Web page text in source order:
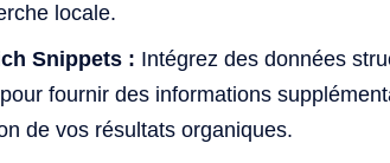
locale.
Snippets : Intégrez des données
fournir des informations
de vos résultats organiques.